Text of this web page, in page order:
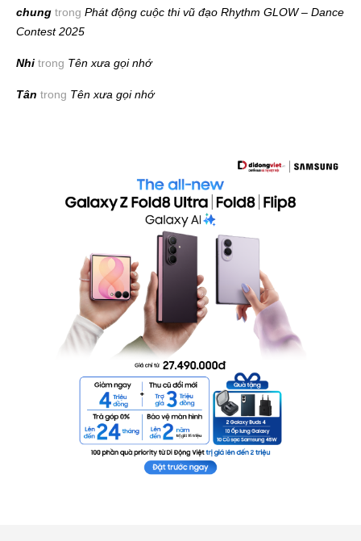
chung trong Phát động cuộc thi vũ đạo Rhythm GLOW – Dance
Contest 2025
Nhi trong Tên xưa gọi nhớ
Tân trong Tên xưa gọi nhớ